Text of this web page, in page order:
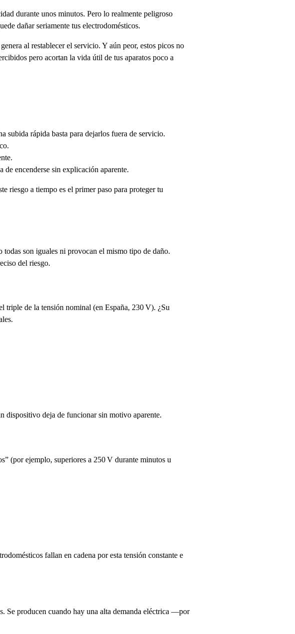
durante unos minutos. Pero lo realmente peligroso
dañar seriamente tus electrodomésticos.
al restablecer el servicio. Y aún peor, estos picos no
pero acortan la vida útil de tus aparatos poco a
subida rápida basta para dejarlos fuera de servicio.
de encenderse sin explicación aparente.
riesgo a tiempo es el primer paso para proteger tu
todas son iguales ni provocan el mismo tipo de daño.
del riesgo.
triple de la tensión nominal (en España, 230 V). ¿Su
dispositivo deja de funcionar sin motivo aparente.
(por ejemplo, superiores a 250 V durante minutos u
fallan en cadena por esta tensión constante e
Se producen cuando hay una alta demanda eléctrica —por